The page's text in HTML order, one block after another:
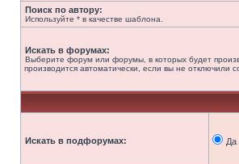
Поиск по автору:
Используйте * в качестве шаблона.
Искать в форумах:
Выберите форум или форумы, в которых будет
производится автоматически, если вы не отключили
Искать в подфорумах: Да